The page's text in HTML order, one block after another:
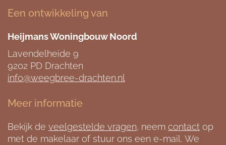
Een ontwikkeling van
Heijmans Woningbouw Noord
Lavendelheide 9
9202 PD Drachten
info@weegbree-drachten.nl
Meer informatie
Bekijk de veelgestelde vragen, neem contact op
met de makelaar of stuur ons een e-mail. We